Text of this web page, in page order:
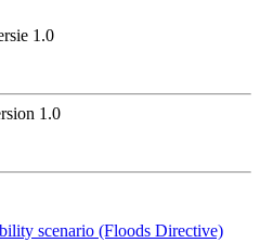
1.0
1.0
scenario (Floods Directive)